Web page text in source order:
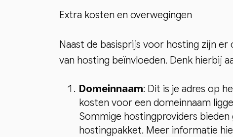
Extra kosten en overwegingen
Naast de basisprijs voor hosting zijn
van hosting beïnvloeden. Denk hierbij
Domeinnaam: Dit is je adres op
kosten voor een domeinnaam
Sommige hostingproviders
hostingpakket. Meer informatie